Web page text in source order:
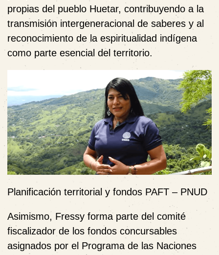
propias del pueblo Huetar, contribuyendo a la
transmisión intergeneracional de saberes y al
reconocimiento de la espiritualidad indígena
como parte esencial del territorio.
Planificación territorial y fondos PAFT – PNUD
Asimismo, Fressy forma parte del comité
fiscalizador de los fondos concursables
asignados por el Programa de las Naciones